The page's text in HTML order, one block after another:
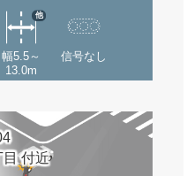
幅5.5～
13.0m
他
信号なし
付近